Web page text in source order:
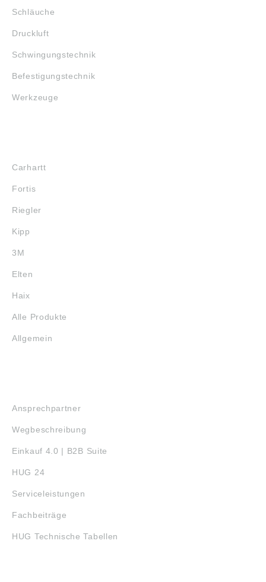
Schläuche
Druckluft
Schwingungstechnik
Befestigungstechnik
Werkzeuge
Carhartt
Fortis
Riegler
Kipp
3M
Elten
Haix
Alle Produkte
Allgemein
Ansprechpartner
Wegbeschreibung
Einkauf 4.0 | B2B Suite
HUG 24
Serviceleistungen
Fachbeiträge
HUG Technische Tabellen